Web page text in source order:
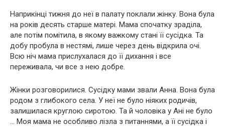
Наприкінці тижня до неї в палату поклали жінку. Вона була
на років десять старше матері. Мама спочатку зраділа,
але потім помітила, в якому важкому стані її сусідка. Та
добу пробула в неcтямі, лише через день відкрила очі.
Всю ніч мама прислухалася до її дихання і все
переживала, чи все з нею добре.
Жінки розговорилися. Сусідку мами звали Анна. Вона була
родом з глибокого села. У неї не було ніяких родичів,
залишилася круглою сиротою. Та й чоловіка у Ані не було
… Моя мама не особливо лізла з питаннями, а її сусідка і